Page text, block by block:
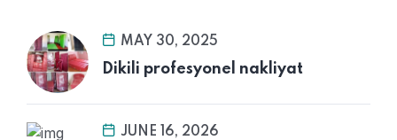
MAY 30, 2025
Dikili profesyonel nakliyat
JUNE 16, 2026